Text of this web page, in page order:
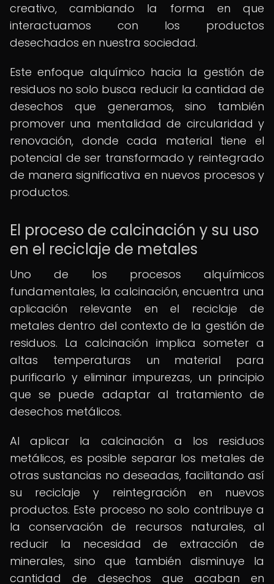
creativo, cambiando la forma en que
interactuamos con los productos
desechados en nuestra sociedad.
Este enfoque alquímico hacia la gestión de
residuos no solo busca reducir la cantidad de
desechos que generamos, sino también
promover una mentalidad de circularidad y
renovación, donde cada material tiene el
potencial de ser transformado y reintegrado
de manera significativa en nuevos procesos y
productos.
El proceso de calcinación y su uso
en el reciclaje de metales
Uno de los procesos alquímicos
fundamentales, la calcinación, encuentra una
aplicación relevante en el reciclaje de
metales dentro del contexto de la gestión de
residuos. La calcinación implica someter a
altas temperaturas un material para
purificarlo y eliminar impurezas, un principio
que se puede adaptar al tratamiento de
desechos metálicos.
Al aplicar la calcinación a los residuos
metálicos, es posible separar los metales de
otras sustancias no deseadas, facilitando así
su reciclaje y reintegración en nuevos
productos. Este proceso no solo contribuye a
la conservación de recursos naturales, al
reducir la necesidad de extracción de
minerales, sino que también disminuye la
cantidad de desechos que acaban en